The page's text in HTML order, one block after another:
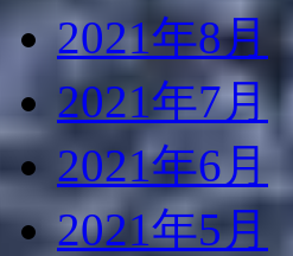
2021年8月
2021年7月
2021年6月
2021年5月